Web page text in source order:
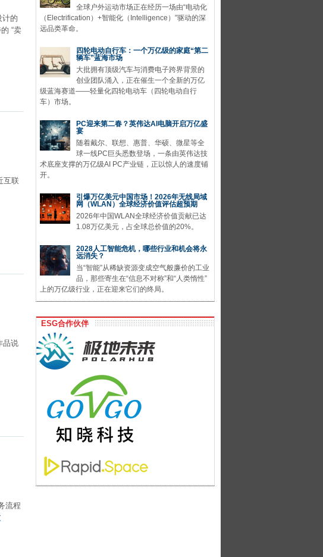
计的
“卖
互联
品说
流程
全球户外运动市场正在经历一场由“电动化
（Electrification）+智能化（Intelligence）”驱动的深
远品类革命。
四轮电动自行车：一个万亿级的家庭“第二
辆车”蓝海市场
大批拥有顶级汽车与消费电子跨界背景的
创业团队涌入，正在催生一个全新的万亿
级蓝海赛道——轻量化四轮电动车（四轮电动自行
车）市场。
PC迎来第二春？英伟达AI电脑开启万亿盛
宴
随着戴尔、联想、惠普、华硕、微星等全
球一线PC巨头悉数登场，一条由英伟达技
术底座支撑的万亿级AI PC产业链，正以惊人的速度铺
开。
引爆万亿美元中国市场！2026年无线局域
网（WLAN）全球经济价值评估超预期
2026年中国WLAN全球经济价值贡献已达
1.08万亿美元，占全球总价值的20%。
2028人工智能危机，哪些行业和机会将永
远消失？
当“智能”从稀缺资源变成空气般廉价的工业
品，那些寄生在“信息不对称”和“人类惰性”
上的万亿级行业，正在迎来它们的终局。
ESG合作伙伴